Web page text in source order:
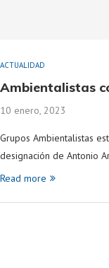
ACTUALIDAD
Ambientalistas
10 enero, 2023
Grupos Ambientalistas
designación de Antonio
Read more